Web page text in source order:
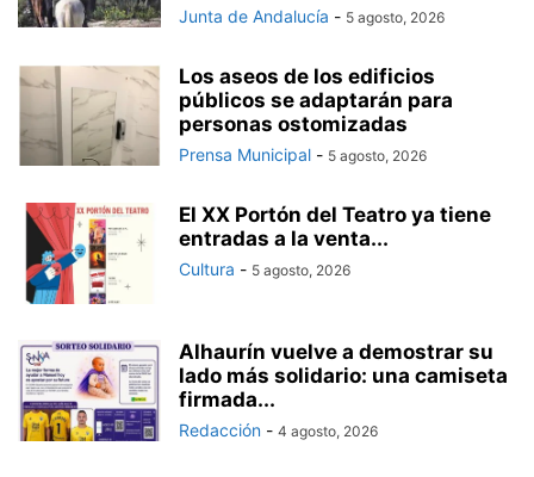
Junta de Andalucía - 5 agosto, 2026
Los aseos de los edificios
públicos se adaptarán para
personas ostomizadas
Prensa Municipal - 5 agosto, 2026
El XX Portón del Teatro ya tiene
entradas a la venta...
Cultura - 5 agosto, 2026
Alhaurín vuelve a demostrar su
lado más solidario: una camiseta
firmada...
Redacción - 4 agosto, 2026